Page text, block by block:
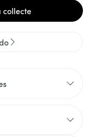
collecte